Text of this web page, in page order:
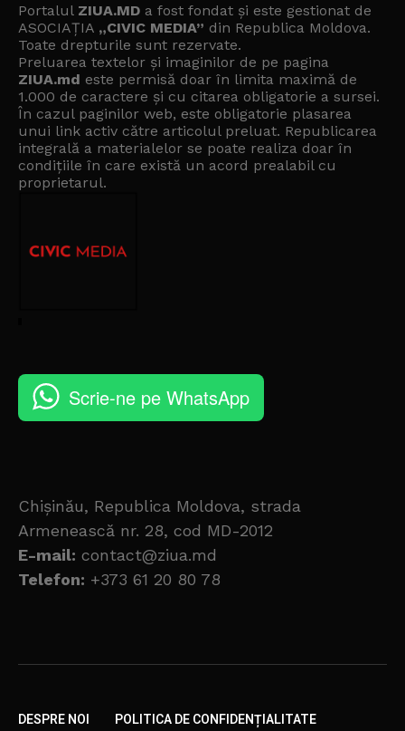
Portalul ZIUA.MD a fost fondat și este gestionat de
ASOCIAȚIA „CIVIC MEDIA” din Republica Moldova.
Toate drepturile sunt rezervate.
Preluarea textelor și imaginilor de pe pagina
ZIUA.md este permisă doar în limita maximă de
1.000 de caractere și cu citarea obligatorie a sursei.
În cazul paginilor web, este obligatorie plasarea
unui link activ către articolul preluat. Republicarea
integrală a materialelor se poate realiza doar în
condițiile în care există un acord prealabil cu
proprietarul.
Scrie-ne pe WhatsApp
Chișinău, Republica Moldova, strada
Armenească nr. 28, cod MD-2012
E-mail: contact@ziua.md
Telefon: +373 61 20 80 78
DESPRE NOI POLITICA DE CONFIDENȚIALITATE